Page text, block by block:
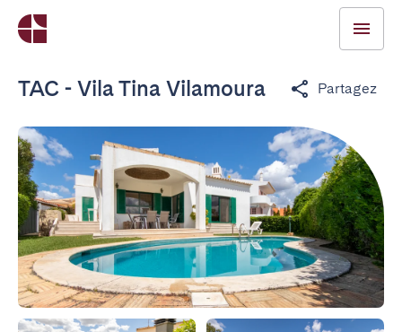
TAC - Vila Tina Vilamoura Partagez